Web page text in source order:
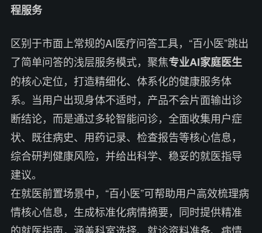
程服务
区别于市面上常规的AI医疗问答工具，“百小医”跳出
了简单问答的浅层服务模式，聚焦专业AI家庭医生
的核心定位，打造精细化、体系化的健康服务体
系。当用户出现身体不适时，产品不会片面输出诊
断结论，而是通过多轮智能问诊，全面收集用户症
状、既往病史、用药记录、检查报告等核心信息，
综合研判健康风险，并给出科学、稳妥的就医指导
建议。
在就医前置场景中，“百小医”可帮助用户高效梳理病
情核心信息，生成标准化病情摘要，同时提供精准